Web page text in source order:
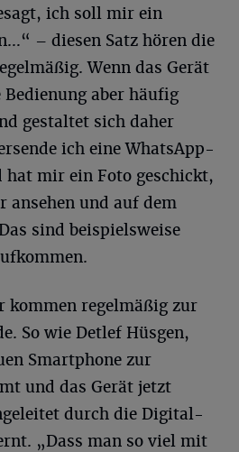
ich soll mir ein
– diesen Satz hören die
Wenn das Gerät
aber häufig
gestaltet sich daher
ich eine WhatsApp-
hat mir ein Foto geschickt,
ansehen und auf dem
sind beispielsweise
kommen regelmäßig zur
So wie Detlef Hüsgen,
Smartphone zur
und das Gerät jetzt
durch die Digital-
„Dass man so viel mit